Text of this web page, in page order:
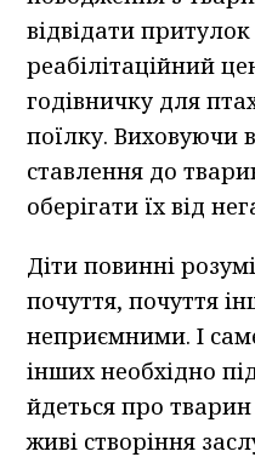
відвідати
реабілітаційний
годівничку для
поїлку. Виховуючи
ставлення до
оберігати їх від
Діти повинні
почуття, почуття
неприємними. І
інших необхідно
йдеться про
живі створіння